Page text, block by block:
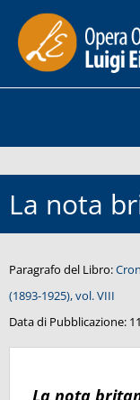
La nota
Paragrafo del Libro:
(1893-1925), vol. VIII
Data di Pubblicazione:
La nota